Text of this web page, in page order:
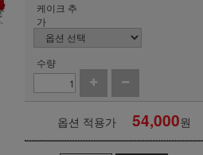
케이크 추
가
수량
옵션 적용가 54,000원